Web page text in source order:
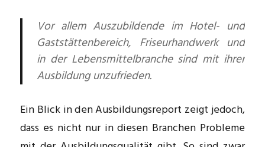
Vor allem Auszubildende im Hotel- und
Gaststättenbereich, ­Friseur­handwerk und
in der Lebens­mittel­branche sind mit ihrer
Ausbildung unzufrieden.
Ein Blick in den Ausbildungsreport zeigt jedoch,
dass es nicht nur in diesen Branchen Probleme